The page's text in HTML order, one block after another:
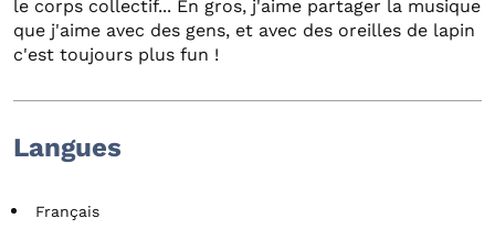
le corps collectif... En gros, j'aime partager la musique
que j'aime avec des gens, et avec des oreilles de lapin
c'est toujours plus fun !
Langues
Français